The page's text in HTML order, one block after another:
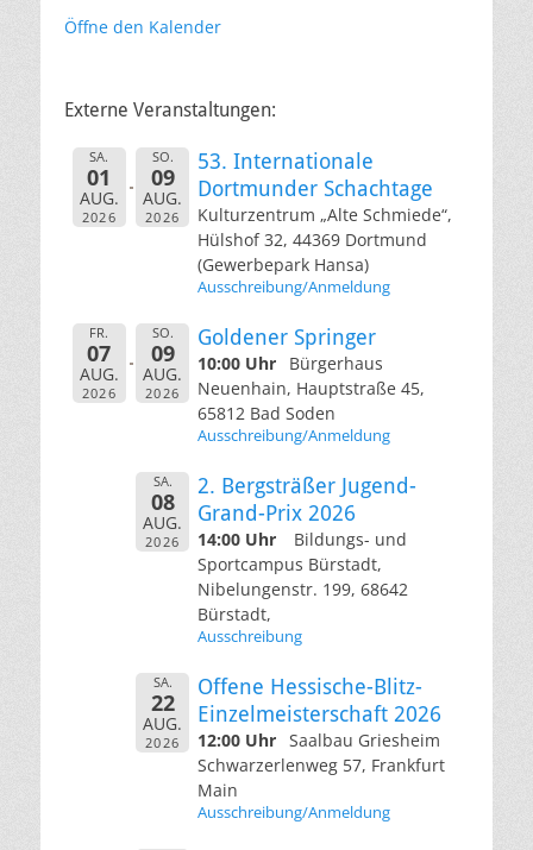
Öffne den Kalender
Externe Veranstaltungen:
SA.
01
AUG.
2026
SO.
09
AUG.
2026
53. Internationale
Dortmunder Schachtage
Kulturzentrum „Alte Schmiede“,
Hülshof 32, 44369 Dortmund
(Gewerbepark Hansa)
Ausschreibung/Anmeldung
FR.
07
AUG.
2026
SO.
09
AUG.
2026
Goldener Springer
10:00 Uhr
Bürgerhaus
Neuenhain, Hauptstraße 45,
65812 Bad Soden
Ausschreibung/Anmeldung
SA.
08
AUG.
2026
2. Bergsträßer Jugend-
Grand-Prix 2026
14:00 Uhr
Bildungs- und
Sportcampus Bürstadt,
Nibelungenstr. 199, 68642
Bürstadt,
Ausschreibung
SA.
22
AUG.
2026
Offene Hessische-Blitz-
Einzelmeisterschaft 2026
12:00 Uhr Saalbau Griesheim
Schwarzerlenweg 57, Frankfurt
Main
Ausschreibung/Anmeldung